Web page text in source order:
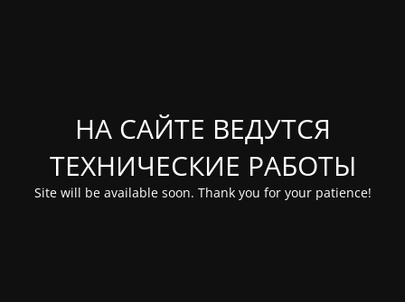
НА САЙТЕ ВЕДУТСЯ
ТЕХНИЧЕСКИЕ РАБОТЫ
Site will be available soon. Thank you for your patience!